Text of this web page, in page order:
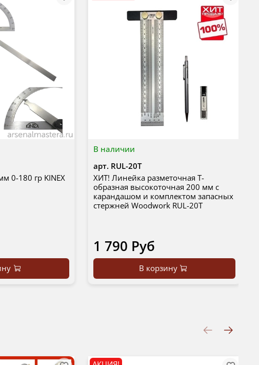
0-180 гр KINEX
В наличии
арт. RUL-20T
ХИТ! Линейка разметочная T-
образная высокоточная 200 мм с
карандашом и комплектом запасных
стержней Woodwork RUL-20T
1 790 Руб
В корзину